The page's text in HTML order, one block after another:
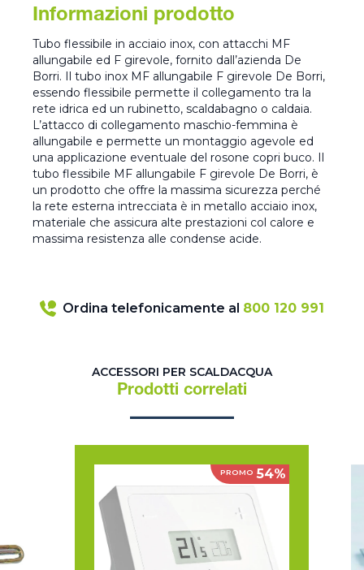
Informazioni prodotto
Tubo flessibile in acciaio inox, con attacchi MF
allungabile ed F girevole, fornito dall’azienda De
Borri. Il tubo inox MF allungabile F girevole De Borri,
essendo flessibile permette il collegamento tra la
rete idrica ed un rubinetto, scaldabagno o caldaia.
L’attacco di collegamento maschio-femmina è
allungabile e permette un montaggio agevole ed
una applicazione eventuale del rosone copri buco. Il
tubo flessibile MF allungabile F girevole De Borri, è
un prodotto che offre la massima sicurezza perché
la rete esterna intrecciata è in metallo acciaio inox,
materiale che assicura alte prestazioni col calore e
massima resistenza alle condense acide.
Ordina telefonicamente al 800 120 991
ACCESSORI PER SCALDACQUA
Prodotti correlati
PROMO 54%